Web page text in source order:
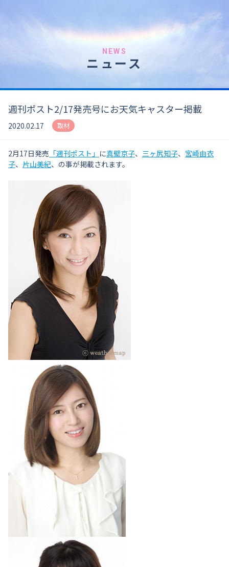
NEWS
ニュース
週刊ポスト2/17発売号にお天気キャスター掲載
2020.02.17 取材
2月17日発売 「週刊ポスト」 に真壁京子、 三ヶ尻知子、 宮崎由衣
子、 片山美紀、の事が掲載されます。